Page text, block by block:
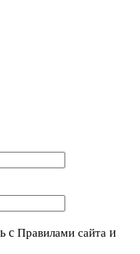
с Правилами сайта и